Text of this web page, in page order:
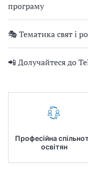
програму
🎭 Тематика свят і
📲 Долучайтеся до
Професійна
освітян